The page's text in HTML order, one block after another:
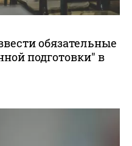
обязательные
подготовки" в